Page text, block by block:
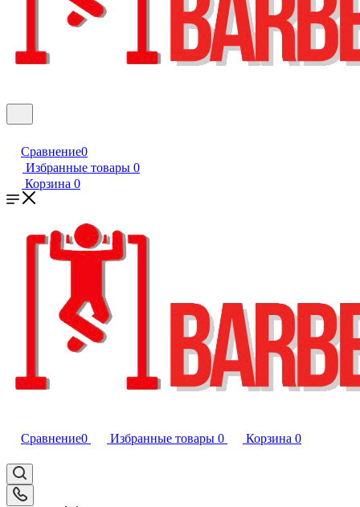
Сравнение0
Избранные товары 0
Корзина 0
Сравнение0 Избранные товары 0 Корзина 0